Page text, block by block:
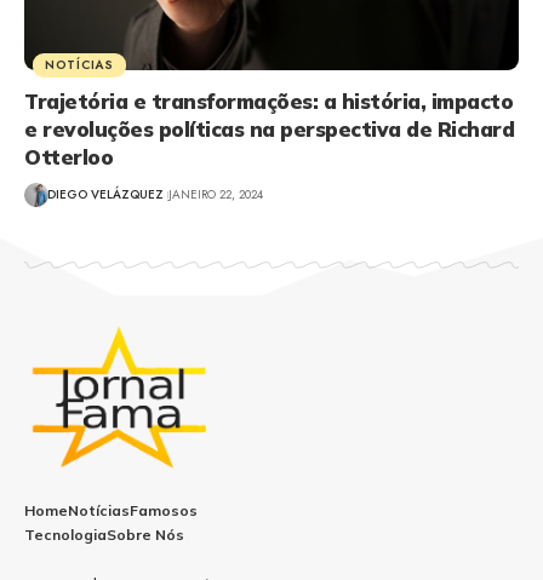
NOTÍCIAS
Trajetória e transformações: a história, impacto
e revoluções políticas na perspectiva de Richard
Otterloo
DIEGO VELÁZQUEZ JANEIRO 22, 2024
HomeNotíciasFamosos
TecnologiaSobre Nós